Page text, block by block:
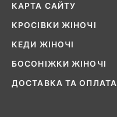
КАРТА САЙТУ
КРОСІВКИ ЖІНОЧІ
КЕДИ ЖІНОЧІ
БОСОНІЖКИ ЖІНОЧІ
ДОСТАВКА ТА ОПЛАТА